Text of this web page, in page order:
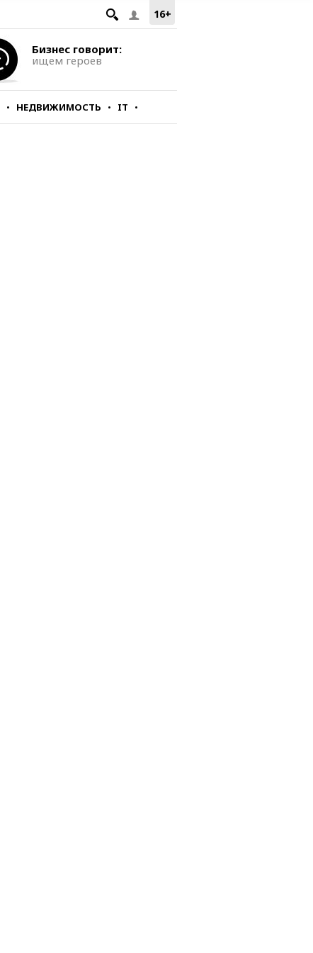
16+
Бизнес говорит:
ищем героев
НЕДВИЖИМОСТЬ IT